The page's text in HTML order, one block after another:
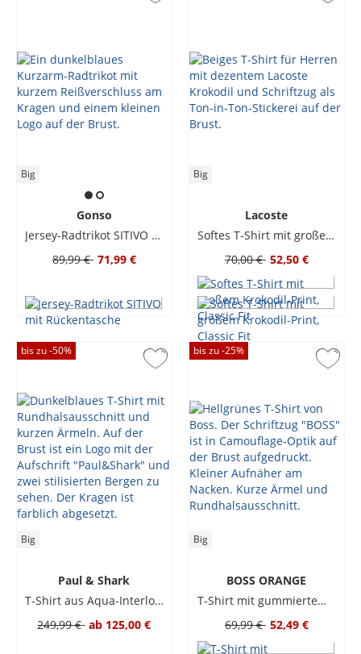
Big
Gonso
Jersey-Radtrikot SITIVO mit Rückentasche
89,99 € 71,99 €
Big
Lacoste
Softes T-Shirt mit großem Krokodil-Print, Classic Fit
70,00 € 52,50 €
bis zu -50%
Big
Paul & Shark
T-Shirt aus Aqua-Interlock
249,99 € ab 125,00 €
bis zu -25%
Big
BOSS ORANGE
T-Shirt mit gummiertem Logo-Print
69,99 € 52,49 €